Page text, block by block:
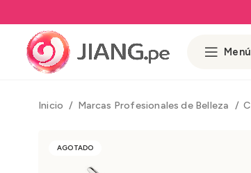
Menú
Inicio Marcas Profesionales de Belleza
AGOTADO